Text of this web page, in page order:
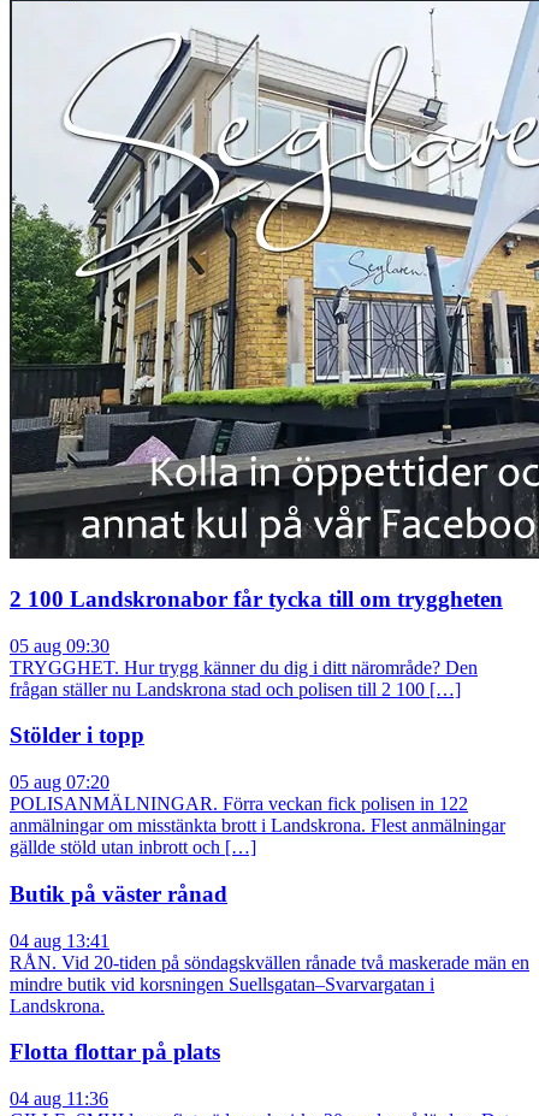
2 100 Landskronabor får tycka till om tryggheten
05 aug 09:30
TRYGGHET. Hur trygg känner du dig i ditt närområde? Den
frågan ställer nu Landskrona stad och polisen till 2 100 […]
Stölder i topp
05 aug 07:20
POLISANMÄLNINGAR. Förra veckan fick polisen in 122
anmälningar om misstänkta brott i Landskrona. Flest anmälningar
gällde stöld utan inbrott och […]
Butik på väster rånad
04 aug 13:41
RÅN. Vid 20-tiden på söndagskvällen rånade två maskerade män en
mindre butik vid korsningen Suellsgatan–Svarvargatan i
Landskrona.
Flotta flottar på plats
04 aug 11:36